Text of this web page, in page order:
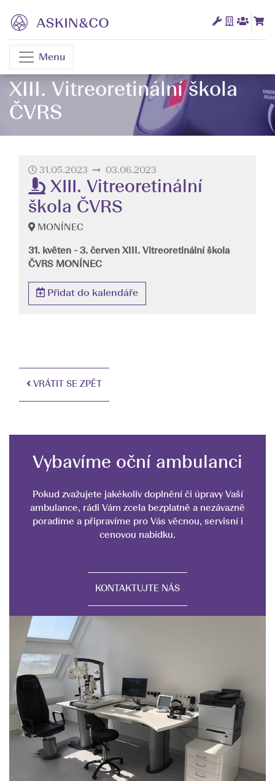
Menu
XIII. Vitreoretinální škola
ČVRS
31.05.2023 03.06.2023
XIII. Vitreoretinální
škola ČVRS
MONÍNEC
31. květen - 3. červen XIII. Vitreoretinální škola
ČVRS MONÍNEC
Přidat do kalendáře
VRÁTIT SE ZPĚT
Vybavíme oční ambulanci
Pokud zvažujete jakékoliv doplnění či úpravy Vaší
ambulance, rádi Vám zcela bezplatně a nezávazně
poradíme a připravíme pro Vás věcnou, servisní i
cenovou nabídku.
KONTAKTUJTE NÁS